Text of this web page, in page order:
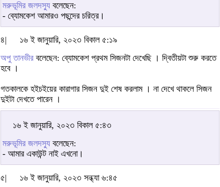
মরুভূমির জলদস্যু বলেছেন:
- ব্যোমকেশ আমারও পছন্দের চরিত্র।
৪|
১৬ ই জানুয়ারি, ২০২৩ বিকাল ৫:১৯
অপু তানভীর বলেছেন: ব্যোমকেশ প্রথম সিজনটা দেখেছি । দ্বিতীয়টা শুরু করতে
হবে ।
গতকালকে হইচইয়ের কারাগার সিজন দুই শেষ করলাম । না দেখে থাকলে সিজন
দুইটা দেখতে পারেন ।
১৬ ই জানুয়ারি, ২০২৩ বিকাল ৫:৪৩
মরুভূমির জলদস্যু বলেছেন:
- আমার একাউন্ট নাই এখনো।
৫|
১৬ ই জানুয়ারি, ২০২৩ সন্ধ্যা ৬:৪৫